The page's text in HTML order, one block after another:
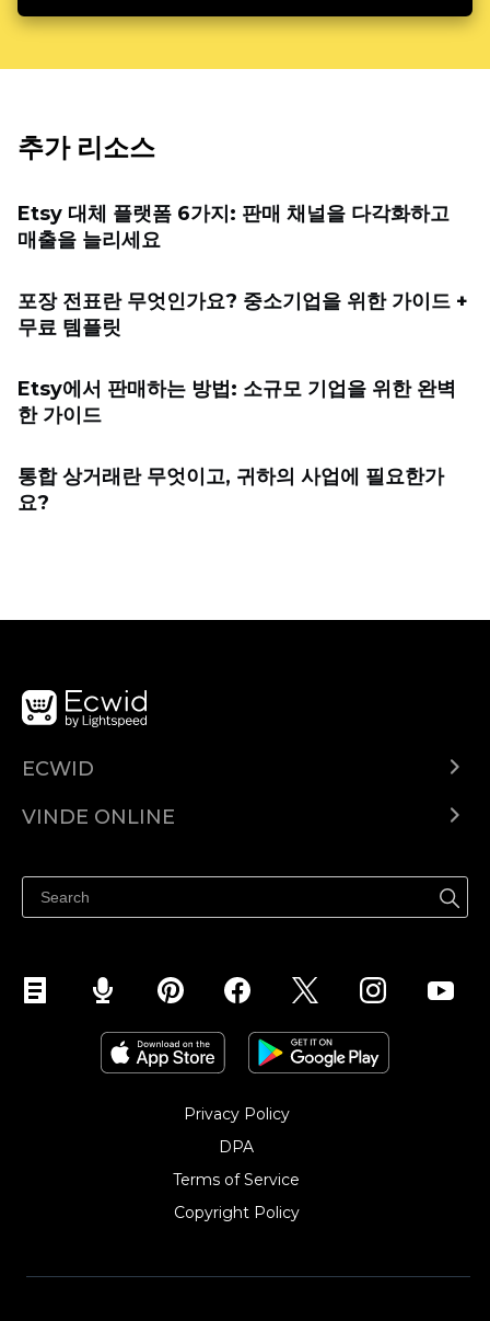
추가 리소스
Etsy 대체 플랫폼 6가지: 판매 채널을 다각화하고
매출을 늘리세요
포장 전표란 무엇인가요? 중소기업을 위한 가이드 +
무료 템플릿
Etsy에서 판매하는 방법: 소규모 기업을 위한 완벽
한 가이드
통합 상거래란 무엇이고, 귀하의 사업에 필요한가
요?
ECWID
Prețuri
VINDE ONLINE
Vinde pe Facebook
Vinde pe Instagram
Privacy Policy
DPA
Terms of Service
Copyright Policy‎